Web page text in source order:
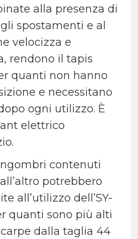
alla presenza di
spostamenti e al
velocizza e
rendono il tapis
quanti non hanno
e necessitano
ogni utilizzo. È
elettrico
contenuti
potrebbero
all’utilizzo dell’SY-
quanti sono più alti
dalla taglia 44